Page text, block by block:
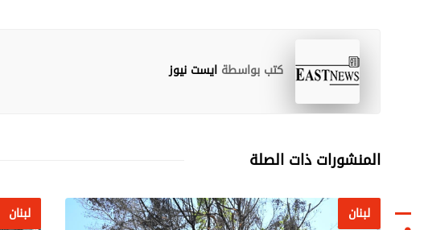
كتب بواسطة ايست نيوز
المنشورات ذات الصلة
لبنان لبنان